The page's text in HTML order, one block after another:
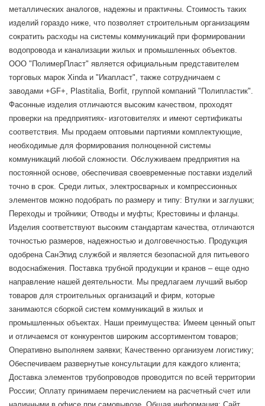
металлических аналогов, надежны и практичны. Стоимость таких
изделий гораздо ниже, что позволяет строительным организациям
сократить расходы на системы коммуникаций при формировании
водопровода и канализации жилых и промышленных объектов.
ООО "ПолимерПласт" является официальным представителем
торговых марок Xinda и "Икапласт", также сотрудничаем с
заводами +GF+, Plastitalia, Borfit, группой компаний "Полипластик".
Фасонные изделия отличаются высоким качеством, проходят
проверки на предприятиях- изготовителях и имеют сертификаты
соответствия. Мы продаем оптовыми партиями комплектующие,
необходимые для формирования полноценной системы
коммуникаций любой сложности. Обслуживаем предприятия на
постоянной основе, обеспечивая своевременные поставки изделий
точно в срок. Среди литых, электросварных и компрессионных
элементов можно подобрать по размеру и типу: Втулки и заглушки;
Переходы и тройники; Отводы и муфты; Крестовины и фланцы.
Изделия соответствуют высоким стандартам качества, отличаются
точностью размеров, надежностью и долговечностью. Продукция
одобрена СанЭпид службой и является безопасной для питьевого
водоснабжения. Поставка трубной продукции и кранов – еще одно
направление нашей деятельности. Мы предлагаем лучший выбор
товаров для строительных организаций и фирм, которые
занимаются сборкой систем коммуникаций в жилых и
промышленных объектах. Наши преимущества: Имеем ценный опыт
и отличаемся от конкурентов широким ассортиментом товаров;
Оперативно выполняем заявки; Качественно организуем логистику;
Обеспечиваем развернутые консультации для каждого клиента;
Доставка элементов трубопроводов проводится по всей территории
России; Оплату принимаем перечислением на расчетный счет или